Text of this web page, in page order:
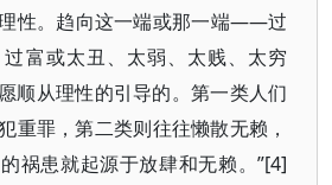
性。趋向这一端或那一端——过
富或太丑、太弱、太贱、太穷
从理性的引导的。第一类人们
重罪，第二类则往往懒散无赖，
祸患就起源于放肆和无赖。”[4]